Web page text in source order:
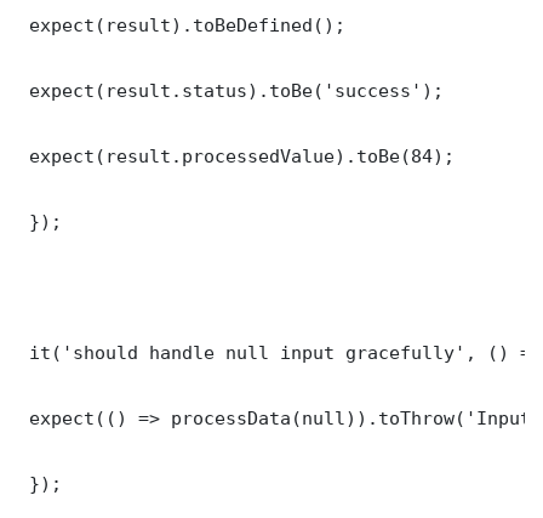
expect(result).toBeDefined();
expect(result.status).toBe('success');
expect(result.processedValue).toBe(84);
});
it('should handle null input gracefully', ()
expect(() =>
});